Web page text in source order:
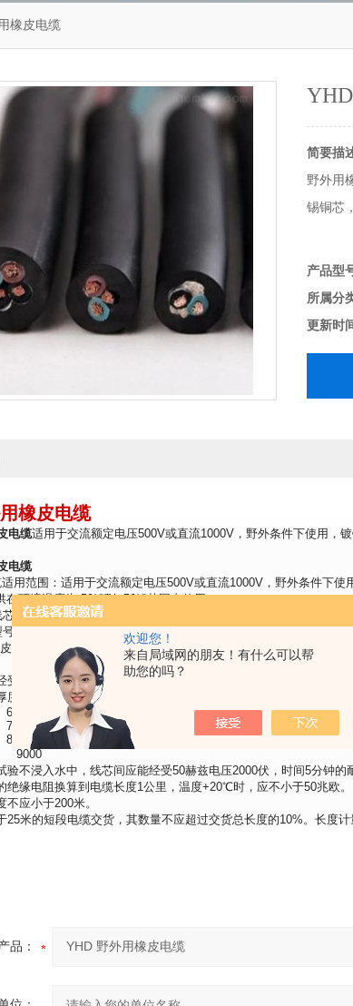
欢迎您！
来自局域网的朋友！有什么可以帮
助您的吗？
橡皮电缆
简要描
野外用
锡铜芯
产品型
所属分
更新时
橡皮电缆
电缆适用于交流额定电压500V或直流1000V，野外条件下使用，
电缆
用范围：适用于交流额定电压500V或直流1000V，野外条件下使
在环境温度为-50℃到+50℃范围内使用。
的长期允许工作温度应不超过+65℃。
名称及用途
绝缘橡皮护套电力电缆 连接工业用移动用电气设备用电缆，能承
受下列元宝的交流50赫兹试验电压的火花击穿试验。
度 试验电压V
9000
验不浸入水中，线芯间应能经受50赫兹电压2000伏，时间5分钟的
绝缘电阻换算到电缆长度1公里，温度+20℃时，应不小于50兆欧。
不应小于200米。
25米的短段电缆交货，其数量不应超过交货总长度的10%。长度计
品：